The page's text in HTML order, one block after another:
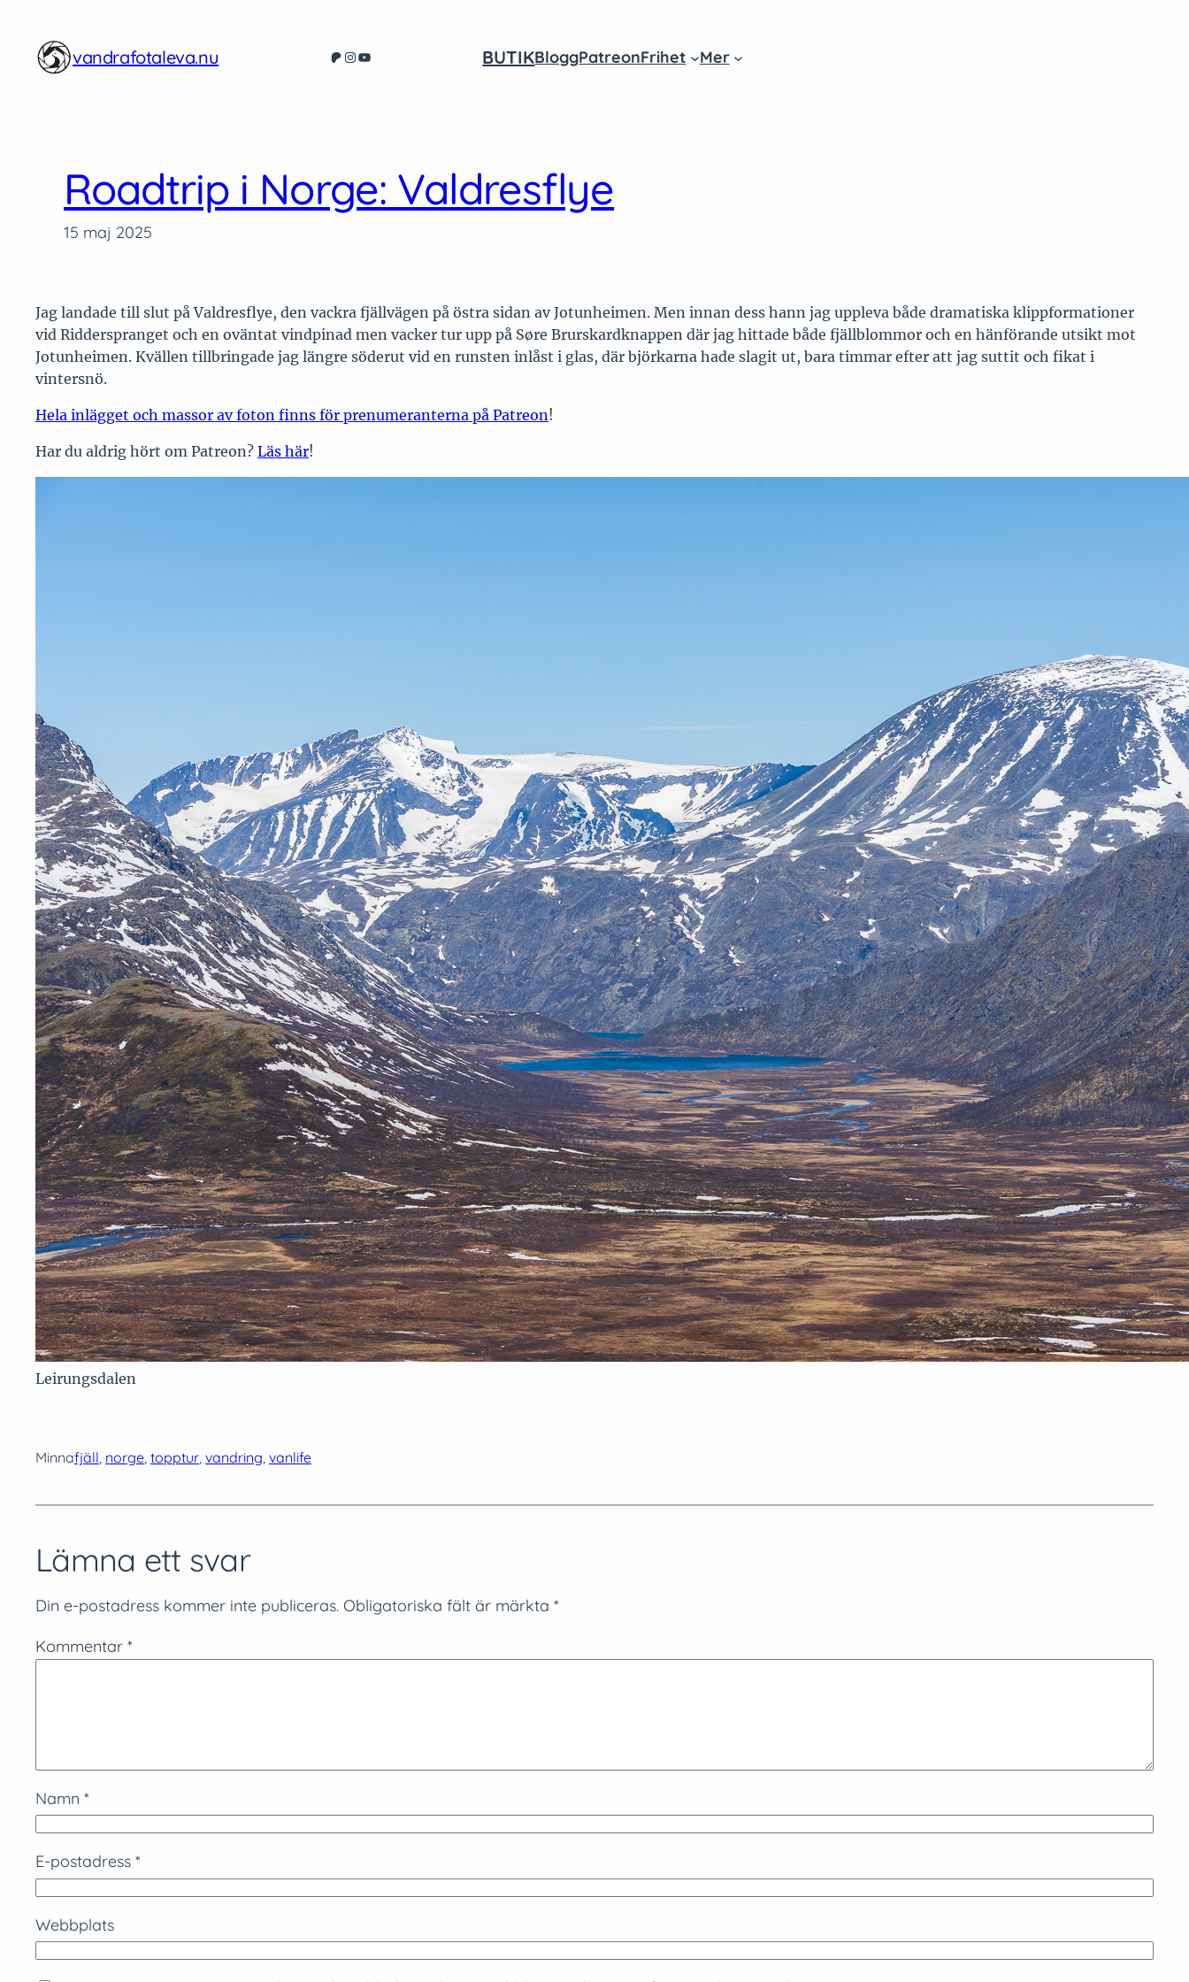
innehåll vandrafotaleva.nu Patreon
Instagram
YouTube BUTIKBloggPatreonFrihet Mer
Roadtrip i Norge: Valdresflye
15 maj 2025
Jag landade till slut på Valdresflye, den vackra fjällvägen på östra sidan av Jotunheimen. Men innan dess hann jag uppleva både dramatiska klippformationer
vid Ridderspranget och en oväntat vindpinad men vacker tur upp på Søre Brurskardknappen där jag hittade både fjällblommor och en hänförande utsikt mot
Jotunheimen. Kvällen tillbringade jag längre söderut vid en runsten inlåst i glas, där björkarna hade slagit ut, bara timmar efter att jag suttit och fikat i
vintersnö.
Hela inlägget och massor av foton finns för prenumeranterna på Patreon!
Har du aldrig hört om Patreon? Läs här!
Leirungsdalen
Minnafjäll norge topptur vandring vanlife
Lämna ett svar
Din e-postadress kommer inte publiceras. Obligatoriska fält är märkta *
Kommentar *
Namn *
E-postadress *
Webbplats